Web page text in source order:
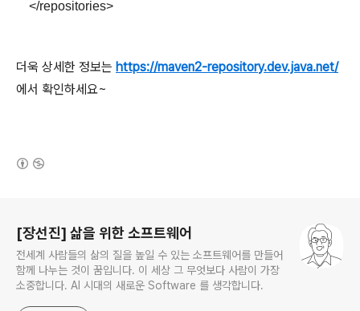
</repositories>
더욱 상세한 정보는 https://maven2-repository.dev.java.net/
에서 확인하세요~
[장선진] 삶을 위한 소프트웨어
전세계 사람들의 삶의 질을 높일 수 있는 소프트웨어를 만들어
함께 나누는 것이 꿈입니다. 이 세상 그 무엇보다 사람이 가장
소중합니다. AI 시대의 새로운 Software 를 생각합니다.